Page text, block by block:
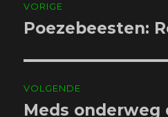
navigatie
VORIGE
Vorig
Poezebeesten:
VOLGENDE
Volgend
Meds onderweg